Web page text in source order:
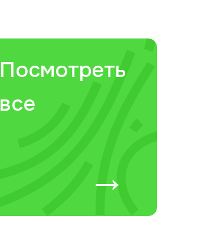
Посмотреть
все
→